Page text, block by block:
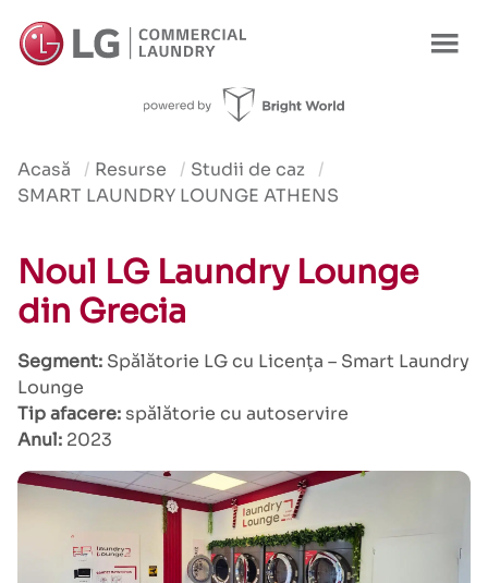
Acasă Resurse
Studii de caz
SMART LAUNDRY LOUNGE ATHENS
Noul LG Laundry Lounge
din Grecia
Segment: Spălătorie LG cu Licența – Smart Laundry
Lounge
Tip afacere: spălătorie cu autoservire
Anul: 2023